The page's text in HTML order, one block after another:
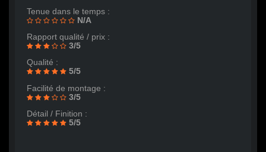
Tenue dans le temps :
N/A
Rapport qualité / prix :
3/5
Qualité :
5/5
Facilité de montage :
3/5
Détail / Finition :
5/5